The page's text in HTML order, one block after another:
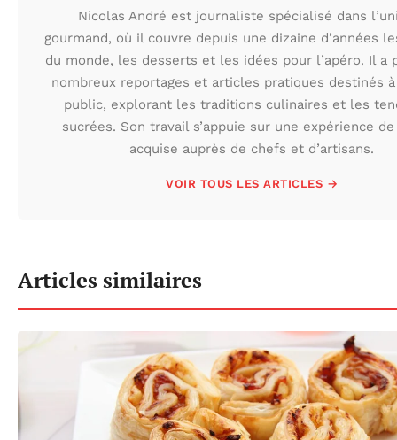
Nicolas André est journaliste spécialisé dans
gourmand, où il couvre depuis une dizaine d’années
du monde, les desserts et les idées pour l’apéro. Il a
nombreux reportages et articles pratiques destinés
public, explorant les traditions culinaires et les
sucrées. Son travail s’appuie sur une expérience
acquise auprès de chefs et d’artisans.
VOIR TOUS LES ARTICLES →
Articles similaires